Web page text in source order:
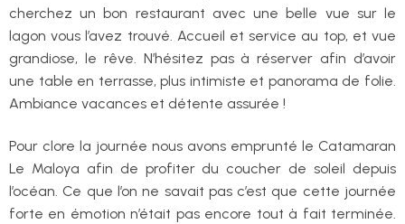
cherchez un bon restaurant avec une belle vue sur le
lagon vous l’avez trouvé. Accueil et service au top, et vue
grandiose, le rêve. N’hésitez pas à réserver afin d’avoir
une table en terrasse, plus intimiste et panorama de folie.
Ambiance vacances et détente assurée !
Pour clore la journée nous avons emprunté le Catamaran
Le Maloya afin de profiter du coucher de soleil depuis
l’océan. Ce que l’on ne savait pas c’est que cette journée
forte en émotion n’était pas encore tout à fait terminée.